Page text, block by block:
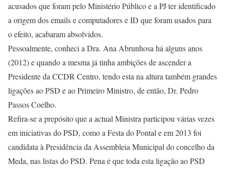
acusados que foram pelo Ministério Público e a PJ ter identificado
a origem dos emails e computadores e ID que foram usados para
o efeito, acabaram absolvidos.
Pessoalmente, conheci a Dra. Ana Abrunhosa há alguns anos
(2012) e quando a mesma já tinha ambições de ascender a
Presidente da CCDR Centro, tendo esta na altura também grandes
ligações ao PSD e ao Primeiro Ministro, de então, Dr. Pedro
Passos Coelho.
Refira-se a prepósito que a actual Ministra participou várias vezes
em iniciativas do PSD, como a Festa do Pontal e em 2013 foi
candidata à Presidência da Assembleia Municipal do concelho da
Meda, nas listas do PSD. Pena é que toda esta ligação ao PSD